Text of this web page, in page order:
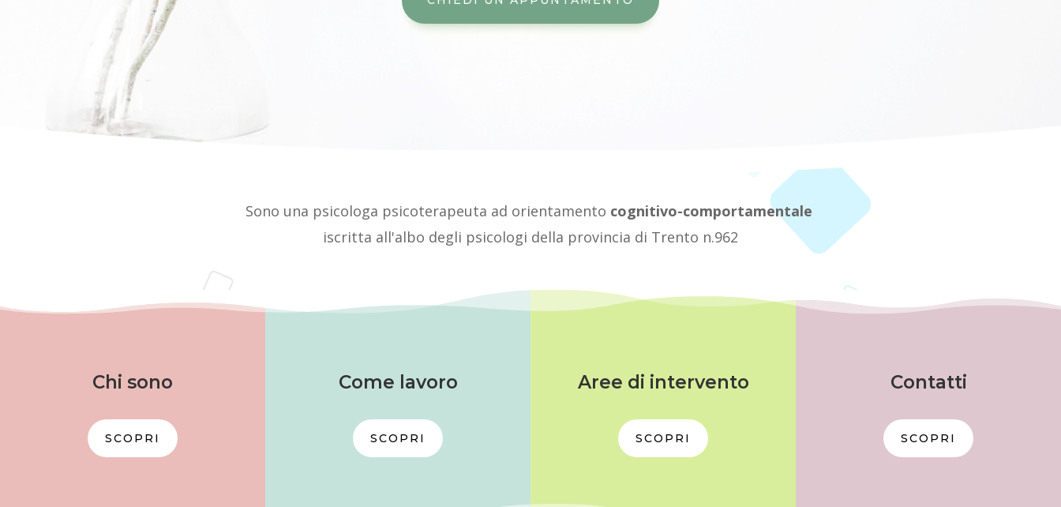
Sono una psicologa psicoterapeuta ad orientamento cognitivo-comportamentale
iscritta all'albo degli psicologi della provincia di Trento n.962
Chi sono
SCOPRI
Come lavoro
SCOPRI
Aree di intervento
SCOPRI
Contatti
SCOPRI